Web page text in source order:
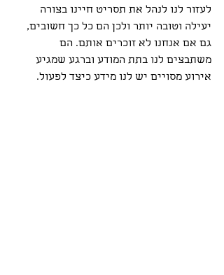
לעזור לנו לנהל את תסריט חיינו בצורה
יעילה וטובה יותר ולכן הם כל כך חשובים,
גם אם אנחנו לא זוכרים אותם. הם
משתבצים לנו בתת המודע וברגע שמגיע
אירוע מסויים יש לנו מידע כיצד לפעול.